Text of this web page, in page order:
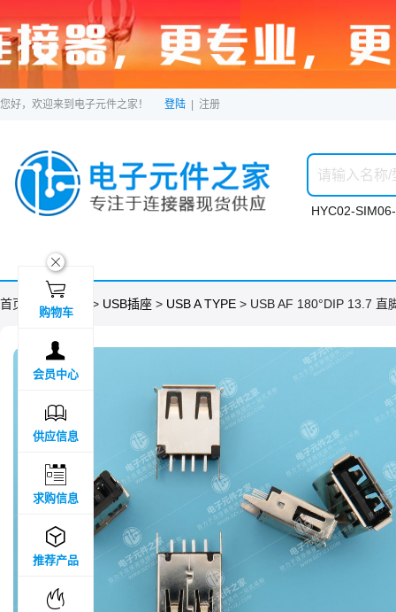
您好，欢迎来到电子元件之家！ 登陆 注册
HYC02-
首页 > 分类目录 > USB插座 > USB A TYPE > USB AF 180°DIP 13.7 直
ဆ

购物车

会员中心

供应信息

求购信息

推荐产品
